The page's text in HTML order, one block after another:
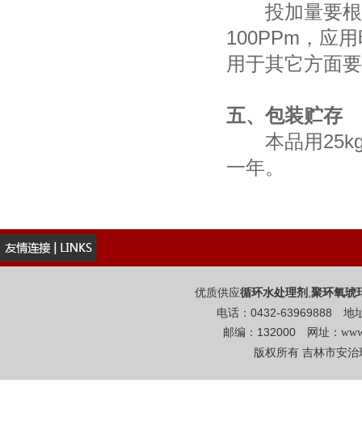
投加量要根
100PPm，应
用于其它方面
五、包装贮存
本品用25kg
一年。
优质供应循环水处理剂 ,聚环氧琥
电话：0432-63969888 地
邮编：132000 网址：
版权所有 吉林市安